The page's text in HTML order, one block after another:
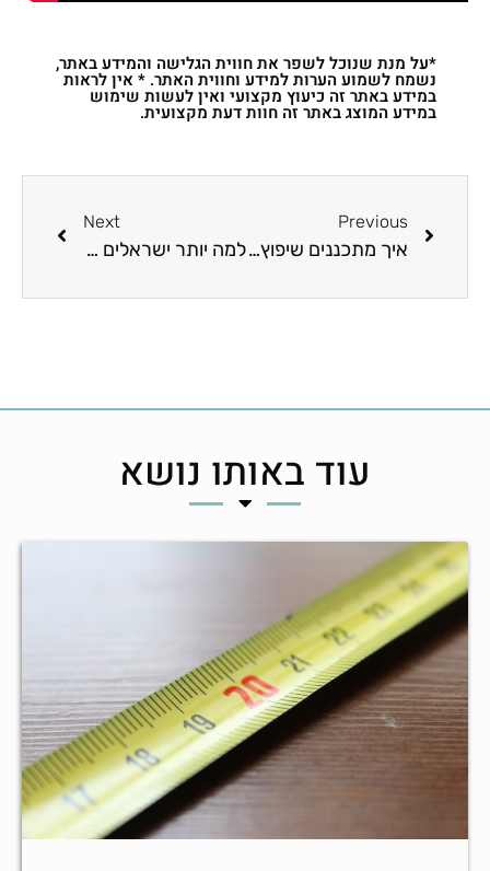
*על מנת שנוכל לשפר את חווית הגלישה והמידע באתר,
נשמח לשמוע הערות למידע וחווית האתר. * אין לראות
במידע באתר זה כיעוץ מקצועי ואין לעשות שימוש
במידע המוצג באתר זה חוות דעת מקצועית.
Previous
איך מתכננים שיפוץ של דירה קומפלט והשבחת הנכס?
Next
למה יותר ישראלים בוחרים פרקט בבית החדש ואיך בוחרים מתקין שאפשר לסמוך עליו?
עוד באותו נושא